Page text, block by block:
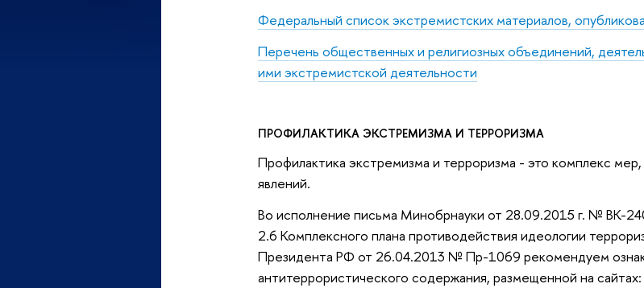
Федеральный список экстремистских материалов,
Перечень общественных и религиозных объединений,
ими экстремистской деятельности
ПРОФИЛАКТИКА ЭКСТРЕМИЗМА И ТЕРРОРИЗМА
Профилактика экстремизма и терроризма - это комплекс
явлений.
Во исполнение письма Минобрнауки от 28.09.2015 г. № ВК-
2.6 Комплексного плана противодействия идеологии
Президента РФ от 26.04.2013 № Пр-1069 рекомендуем
антитеррористического содержания, размещенной на сайтах: